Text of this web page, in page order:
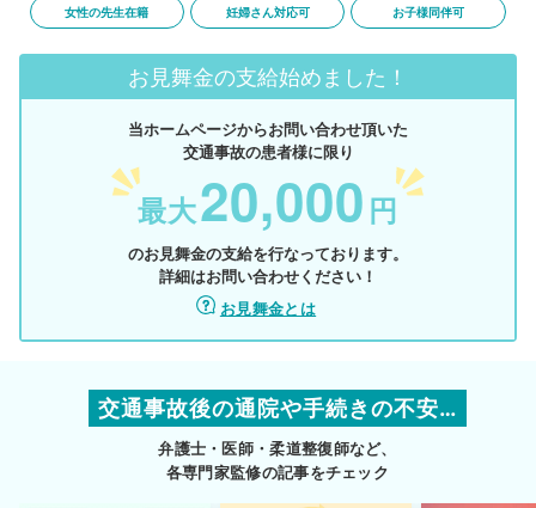
女性の先生在籍 妊婦さん対応可 お子様同伴可
お見舞金の支給始めました！
当ホームページからお問い合わせ頂いた
交通事故の患者様に限り
最大20,000 円
のお見舞金の支給を行なっております。
詳細はお問い合わせください！
お見舞金とは
交通事故後の通院や手続きの不安…
弁護士・医師・柔道整復師など、
各専門家監修の記事をチェック